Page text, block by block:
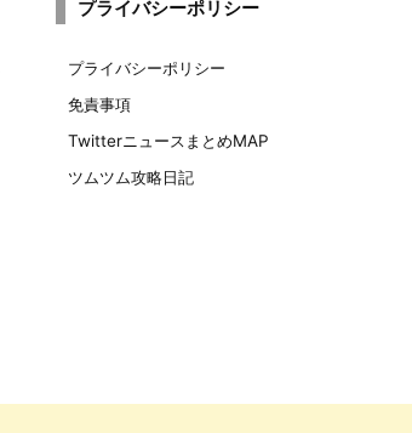
プライバシーポリシー
プライバシーポリシー
免責事項
TwitterニュースまとめMAP
ツムツム攻略日記